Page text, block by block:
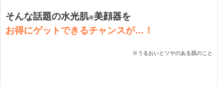
そんな話題の水光肌※美顔器を
お得にゲットできるチャンスが…！
※うるおいとツヤのある肌のこと